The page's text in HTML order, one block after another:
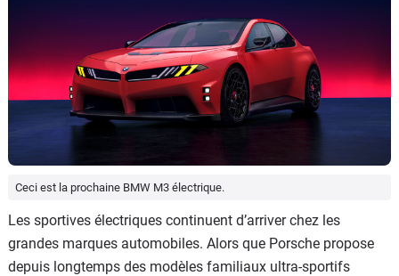
Ceci est la prochaine BMW M3 électrique.
Les sportives électriques continuent d’arriver chez les
grandes marques automobiles. Alors que Porsche propose
depuis longtemps des modèles familiaux ultra-sportifs